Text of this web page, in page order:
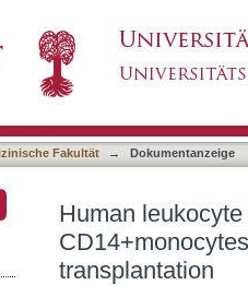
transplantation
Fakultät → Dokumentanzeige
Human
transplantation